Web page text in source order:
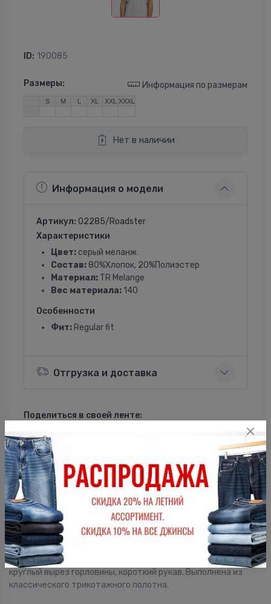
ID: 190085
Размеры: Информация по размерам
S M L XL XXL XXXL
Нет в наличии
Информация о модели
Артикул: 02285/Roadster
Характеристики
Цвет: серый меланж
Состав: 80%Хлопок, 20%Полиэстер
Материал: TR Melange
Вес материала: 140
Особенности
Фит: Regular fit
Отгрузка и доставка
Поделиться в своей ленте:
ВКонтакте
Описание
Мужская футболка F5, Regular fit (полуприлегающий силуэт),
круглый вырез горловины, короткий рукав. Выполнена из
классического трикотажного полотна.